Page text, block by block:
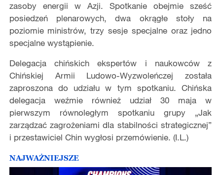
zasoby energii w Azji. Spotkanie obejmie sześć
posiedzeń plenarowych, dwa okrągłe stoły na
poziomie ministrów, trzy sesje specjalne oraz jedno
specjalne wystąpienie.
Delegacja chińskich ekspertów i naukowców z
Chińskiej Armii Ludowo-Wyzwoleńczej została
zaproszona do udziału w tym spotkaniu. Chińska
delegacja weźmie również udział 30 maja w
pierwszym równoległym spotkaniu grupy „Jak
zarządzać zagrożeniami dla stabilności strategicznej”
i przestawiciel Chin wygłosi przemówienie. (I.L.)
NAJWAŻNIEJSZE